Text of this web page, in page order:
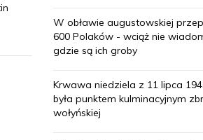
W obławie augustowskiej
600 Polaków - wciąż nie
gdzie są ich groby
Krwawa niedziela z 11 lipca
była punktem kulminacyjnym
wołyńskiej